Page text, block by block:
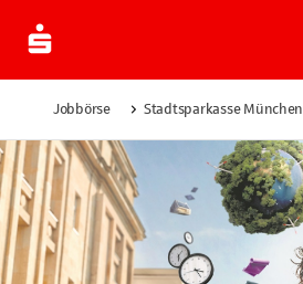
Jobbörse Stadtsparkasse München